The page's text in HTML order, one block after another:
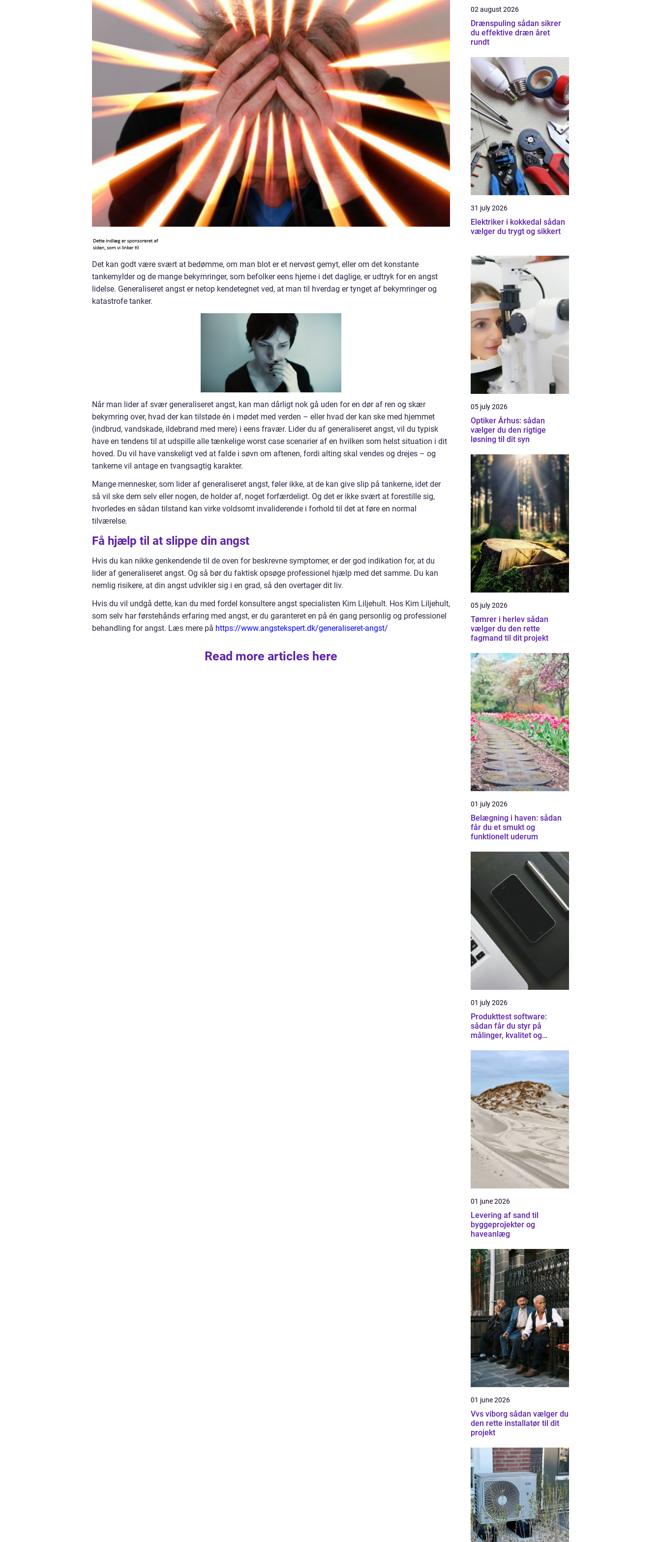
Det kan godt være svært at bedømme, om man blot er et nervøst gemyt, eller om det konstante
tankemylder og de mange bekymringer, som befolker eens hjerne i det daglige, er udtryk for en angst
lidelse. Generaliseret angst er netop kendetegnet ved, at man til hverdag er tynget af bekymringer og
katastrofe tanker.
Når man lider af svær generaliseret angst, kan man dårligt nok gå uden for en dør af ren og skær
bekymring over, hvad der kan tilstøde én i mødet med verden – eller hvad der kan ske med hjemmet
(indbrud, vandskade, ildebrand med mere) i eens fravær. Lider du af generaliseret angst, vil du typisk
have en tendens til at udspille alle tænkelige worst case scenarier af en hvilken som helst situation i dit
hoved. Du vil have vanskeligt ved at falde i søvn om aftenen, fordi alting skal vendes og drejes – og
tankerne vil antage en tvangsagtig karakter.
Mange mennesker, som lider af generaliseret angst, føler ikke, at de kan give slip på tankerne, idet der
så vil ske dem selv eller nogen, de holder af, noget forfærdeligt. Og det er ikke svært at forestille sig,
hvorledes en sådan tilstand kan virke voldsomt invaliderende i forhold til det at føre en normal
tilværelse.
Få hjælp til at slippe din angst
Hvis du kan nikke genkendende til de oven for beskrevne symptomer, er der god indikation for, at du
lider af generaliseret angst. Og så bør du faktisk opsøge professionel hjælp med det samme. Du kan
nemlig risikere, at din angst udvikler sig i en grad, så den overtager dit liv.
Hvis du vil undgå dette, kan du med fordel konsultere angst specialisten Kim Liljehult. Hos Kim Liljehult,
som selv har førstehånds erfaring med angst, er du garanteret en på én gang personlig og professionel
behandling for angst. Læs mere på https://www.angstekspert.dk/generaliseret-angst/
Read more articles here
02 august 2026
Drænspuling sådan sikrer
du effektive dræn året
rundt
31 july 2026
Elektriker i kokkedal sådan
vælger du trygt og sikkert
05 july 2026
Optiker Århus: sådan
vælger du den rigtige
løsning til dit syn
05 july 2026
Tømrer i herlev sådan
vælger du den rette
fagmand til dit projekt
01 july 2026
Belægning i haven: sådan
får du et smukt og
funktionelt uderum
01 july 2026
Produkttest software:
sådan får du styr på
målinger, kvalitet og
01 june 2026
Levering af sand til
byggeprojekter og
haveanlæg
01 june 2026
Vvs viborg sådan vælger du
den rette installatør til dit
projekt